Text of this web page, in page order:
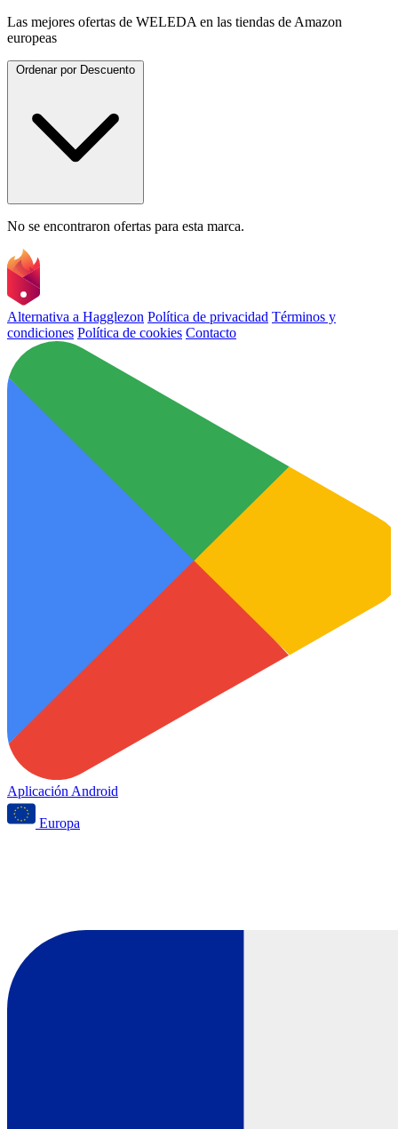
Las mejores ofertas de WELEDA en las tiendas de Amazon
europeas
Ordenar por Descuento
No se encontraron ofertas para esta marca.
Alternativa a Hagglezon Política de privacidad Términos y
condiciones Política de cookies Contacto
Aplicación Android
Europa